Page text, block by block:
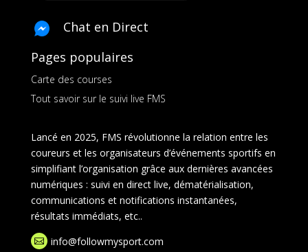
Chat en Direct
Pages populaires
Carte des courses
Tout savoir sur le suivi live FMS
Lancé en 2025, FMS révolutionne la relation entre les
coureurs et les organisateurs d’événements sportifs en
simplifiant l’organisation grâce aux dernières avancées
numériques : suivi en direct live, dématérialisation,
communications et notifications instantanées,
résultats immédiats, etc..
 info@followmysport.com